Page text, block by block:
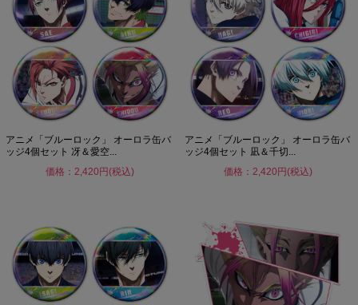
アニメ「ブルーロック」 オーロラ缶バ
ッジ4個セット 冴＆愛空...
価格：2,420円(税込)
アニメ「ブルーロック」 オーロラ缶バ
ッジ4個セット 凪＆千切...
価格：2,420円(税込)